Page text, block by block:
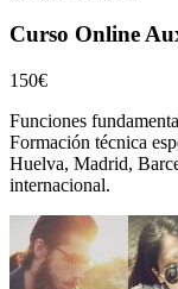
Curso Online
150€
Funciones
Formación técnica
Huelva, Madrid,
internacional.